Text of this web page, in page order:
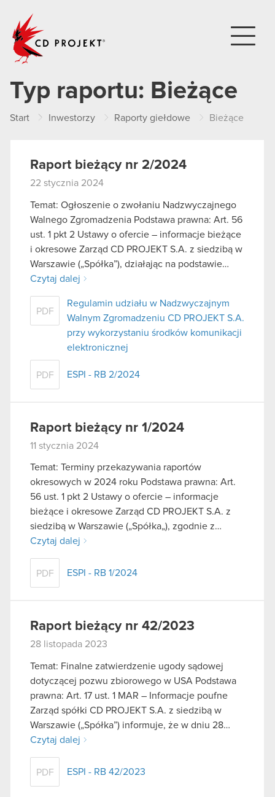
Typ raportu: Bieżące
Start Inwestorzy Raporty giełdowe Bieżące
Raport bieżący nr 2/2024
22 stycznia 2024
Temat: Ogłoszenie o zwołaniu Nadzwyczajnego
Walnego Zgromadzenia Podstawa prawna: Art. 56
ust. 1 pkt 2 Ustawy o ofercie – informacje bieżące
i okresowe Zarząd CD PROJEKT S.A. z siedzibą w
Warszawie („Spółka”), działając na podstawie…
Czytaj dalej
PDF
Regulamin udziału w Nadzwyczajnym
Walnym Zgromadzeniu CD PROJEKT S.A.
przy wykorzystaniu środków komunikacji
elektronicznej
PDF ESPI - RB 2/2024
Raport bieżący nr 1/2024
11 stycznia 2024
Temat: Terminy przekazywania raportów
okresowych w 2024 roku Podstawa prawna: Art.
56 ust. 1 pkt 2 Ustawy o ofercie – informacje
bieżące i okresowe Zarząd CD PROJEKT S.A. z
siedzibą w Warszawie („Spółka„), zgodnie z…
Czytaj dalej
PDF ESPI - RB 1/2024
Raport bieżący nr 42/2023
28 listopada 2023
Temat: Finalne zatwierdzenie ugody sądowej
dotyczącej pozwu zbiorowego w USA Podstawa
prawna: Art. 17 ust. 1 MAR – Informacje poufne
Zarząd spółki CD PROJEKT S.A. z siedzibą w
Warszawie („Spółka”) informuje, że w dniu 28…
Czytaj dalej
PDF ESPI - RB 42/2023